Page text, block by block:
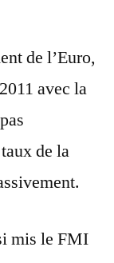
de l’Euro,
avec la
de la
mis le FMI